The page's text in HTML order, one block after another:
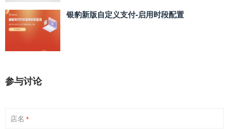
银豹新版自定义支付‑启用时段配置
参与讨论
店名 *